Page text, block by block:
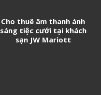
Cho thuê âm thanh ánh
sáng tiệc cưới tại khách
sạn JW Mariott